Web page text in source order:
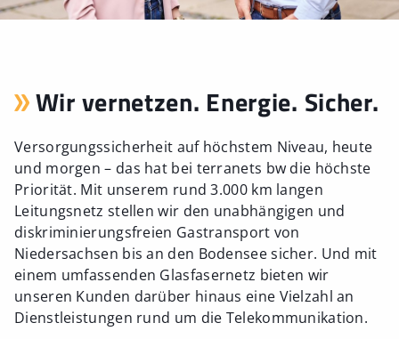
Wir vernetzen. Energie. Sicher.
Versorgungssicherheit auf höchstem Niveau, heute
und morgen – das hat bei terranets bw die höchste
Priorität. Mit unserem rund 3.000 km langen
Leitungsnetz stellen wir den unabhängigen und
diskriminierungsfreien Gastransport von
Niedersachsen bis an den Bodensee sicher. Und mit
einem umfassenden Glasfasernetz bieten wir
unseren Kunden darüber hinaus eine Vielzahl an
Dienstleistungen rund um die Telekommunikation.